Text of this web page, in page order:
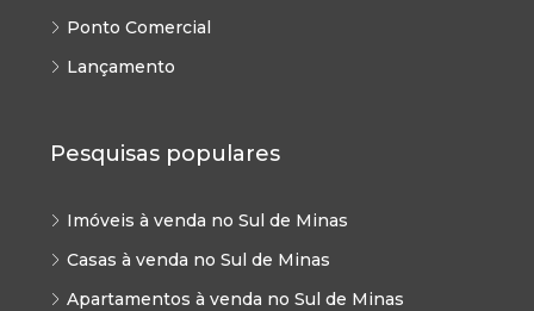
Ponto Comercial
Lançamento
Pesquisas populares
Imóveis à venda no Sul de Minas
Casas à venda no Sul de Minas
Apartamentos à venda no Sul de Minas